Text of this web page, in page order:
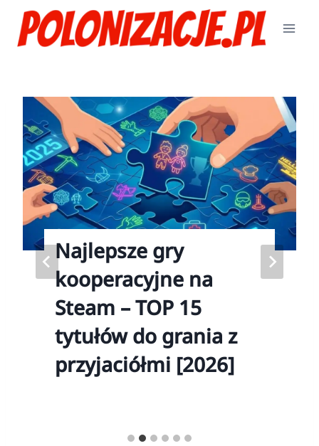
Przejdź
treści
Najlepsze gry
kooperacyjne na
Steam – TOP 15
tytułów do grania z
przyjaciółmi [2026]